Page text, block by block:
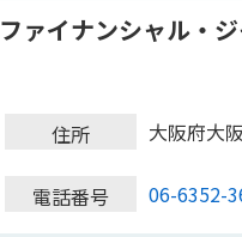
ファイナンシャル・
住所 大阪府大
電話番号 06-6352-